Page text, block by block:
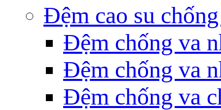
Đệm cao su
Đệm chống va
Đệm chống va
Đệm chống va